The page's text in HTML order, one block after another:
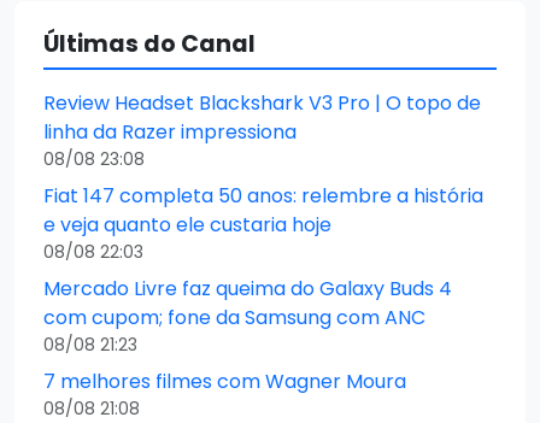
Últimas do Canal
Review Headset Blackshark V3 Pro | O topo de
linha da Razer impressiona
08/08 23:08
Fiat 147 completa 50 anos: relembre a história
e veja quanto ele custaria hoje
08/08 22:03
Mercado Livre faz queima do Galaxy Buds 4
com cupom; fone da Samsung com ANC
08/08 21:23
7 melhores filmes com Wagner Moura
08/08 21:08